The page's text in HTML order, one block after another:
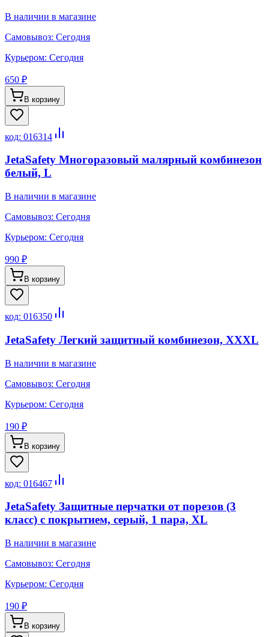
В наличии в магазине
Самовывоз: Сегодня
Курьером: Сегодня
650 ₽
В корзину
код: 016314
JetaSafety Многоразовый малярный комбинезон
белый, L
В наличии в магазине
Самовывоз: Сегодня
Курьером: Сегодня
990 ₽
В корзину
код: 016350
JetaSafety Легкий защитный комбинезон, XXXL
В наличии в магазине
Самовывоз: Сегодня
Курьером: Сегодня
190 ₽
В корзину
код: 016467
JetaSafety Защитные перчатки от порезов (3
класс) с покрытием, серый, 1 пара, XL
В наличии в магазине
Самовывоз: Сегодня
Курьером: Сегодня
190 ₽
В корзину